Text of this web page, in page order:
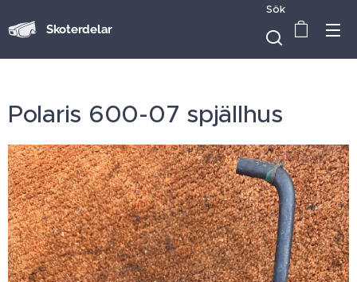
Skoterdelar
Sök
Polaris 600-07 spjällhus